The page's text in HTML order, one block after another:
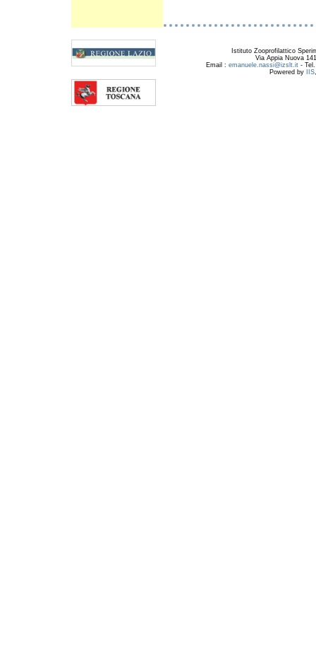
Istituto Zooprofilattico
Via Appia Nuova
Email : emanuele.nassi@izslt.it- Tel.
Powered by
IIS